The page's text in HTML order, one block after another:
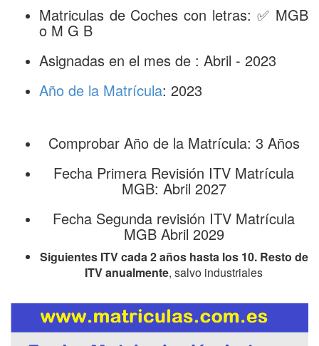
Matriculas de Coches con letras: ✅ MGB
o M G B
Asignadas en el mes de : Abril - 2023
Año de la Matrícula: 2023
Comprobar Año de la Matrícula: 3 Años
Fecha Primera Revisión ITV Matrícula
MGB: Abril 2027
Fecha Segunda revisión ITV Matrícula
MGB Abril 2029
Siguientes ITV cada 2 años hasta los 10. Resto de
ITV anualmente, salvo industriales